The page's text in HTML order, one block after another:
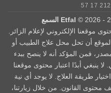
Etfal السمع
موقعنا الإلكتروني لإعلام الزائر.
أن تحل محل علاج الطبيب أو
فمن المؤكد أنه لا ينصح ببدء
لا ينبغي أبدًا اعتبار محتوى موقعنا
طريقة العلاج. لا يوجد أي نية
محتوى القانون. من خلال زيارتنا،